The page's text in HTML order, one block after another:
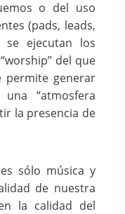
o del uso
(pads, leads,
ejecutan los
del que
generar
“atmosfera
la presencia de
sólo música y
de nuestra
la calidad del